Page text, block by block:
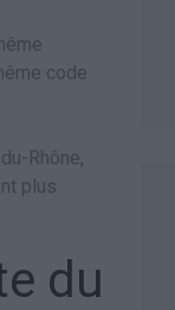
code
Rhône,
plus
du